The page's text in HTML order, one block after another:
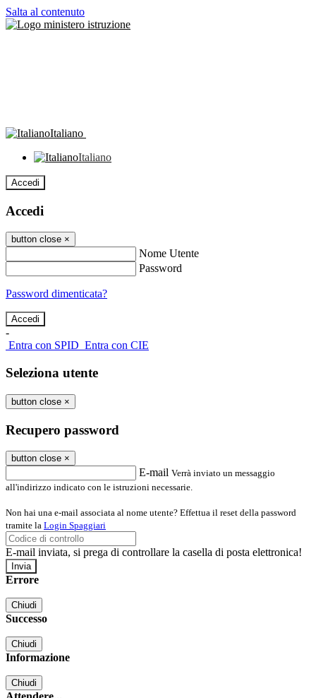
Salta al contenuto
Italiano
Italiano
Accedi
Accedi
button close ×
Nome Utente
Password
Password dimenticata?
-
Entra con SPID Entra con CIE
Seleziona utente
button close ×
Recupero password
button close ×
E-mail Verrà inviato un messaggio
all'indirizzo indicato con le istruzioni necessarie.
Non hai una e-mail associata al nome utente? Effettua il reset della password
tramite la Login Spaggiari
E-mail inviata, si prega di controllare la casella di posta elettronica!
Errore
Chiudi
Successo
Chiudi
Informazione
Chiudi